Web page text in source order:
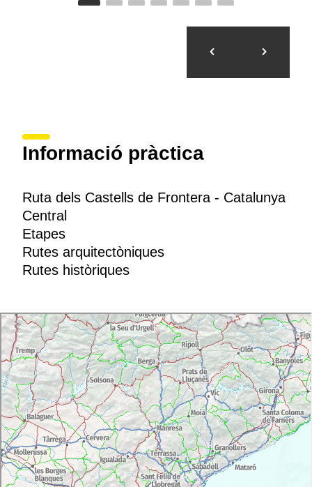
Informació pràctica
Ruta dels Castells de Frontera - Catalunya
Central
Etapes
Rutes arquitectòniques
Rutes històriques